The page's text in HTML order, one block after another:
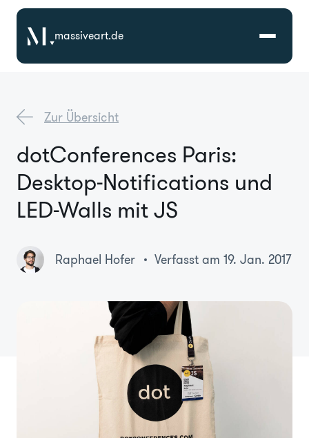
massiveart.de
Referenzen
Branchen
Karriere
Zur Übersicht
dotConferences Paris:
Desktop-Notifications und
LED-Walls mit JS
Raphael Hofer Verfasst am 19. Jan. 2017